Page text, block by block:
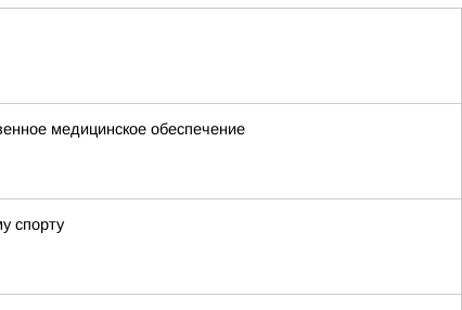
медицинское обеспечение
спорту